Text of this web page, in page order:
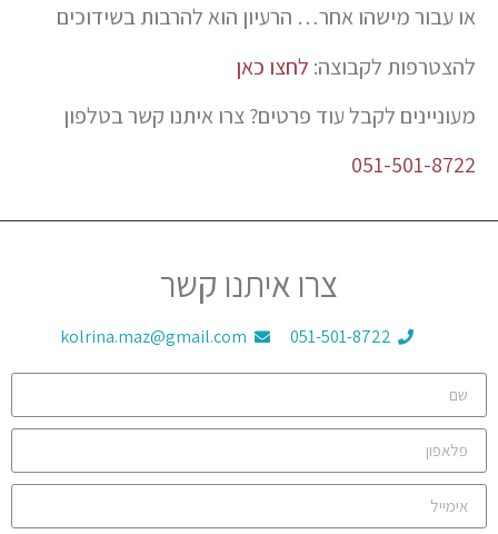
או עבור מישהו אחר… הרעיון הוא להרבות בשידוכים
להצטרפות לקבוצה: לחצו כאן
מעוניינים לקבל עוד פרטים? צרו איתנו קשר בטלפון
051-501-8722
צרו איתנו קשר
051-501-8722
kolrina.maz@gmail.com